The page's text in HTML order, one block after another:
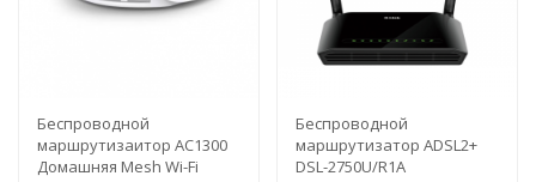
Беспроводной
маршрутизаитор AC1300
Домашняя Mesh Wi-Fi
Беспроводной
маршрутизатор ADSL2+
DSL-2750U/R1A